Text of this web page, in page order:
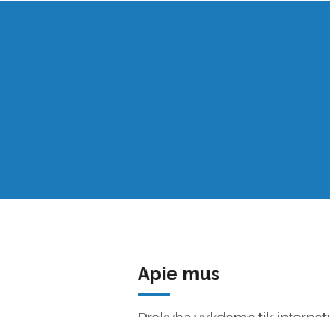
Apie mus